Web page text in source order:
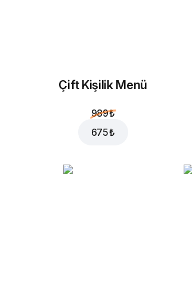
Çift Kişilik Menü
989 ₺
675 ₺